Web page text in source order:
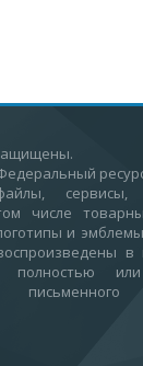
сервисы,
числе
и
в
полностью